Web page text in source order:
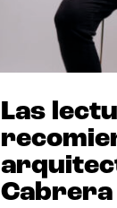
Las
Cabrera